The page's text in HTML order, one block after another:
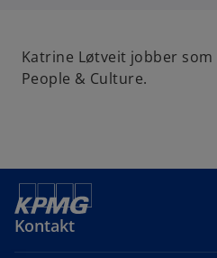
Katrine Løtveit jobber
People & Culture.
Kontakt